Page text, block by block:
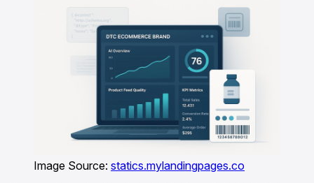
Image Source: statics.mylandingpages.co